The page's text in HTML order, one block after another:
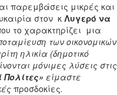
παρεμβάσεις μικρές και
στον κ Λυγερό να
το χαρακτηρίζει μια
των οικονομικών
ηλικία (δημοτικό
μόνιμες λύσεις στις
Πολίτες» είμαστε
προσδοκίες.